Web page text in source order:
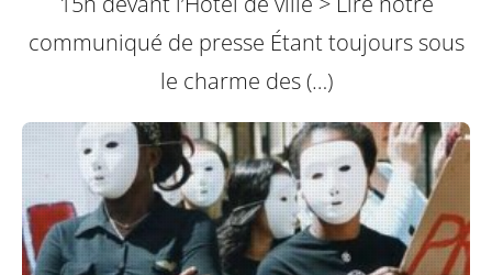
communiqué de presse Étant toujours sous
le charme des (…)